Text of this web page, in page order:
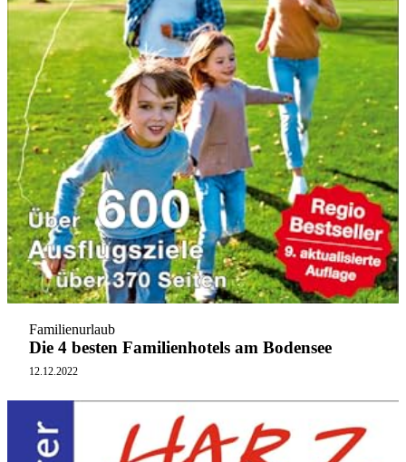
Familienurlaub
Die 4 besten Familienhotels am Bodensee
12.12.2022